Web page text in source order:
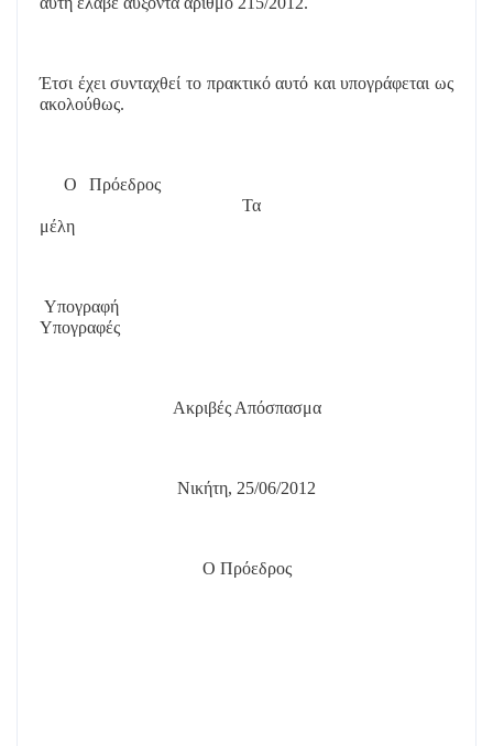
Έτσι έχει συνταχθεί το πρακτικό αυτό και υπογράφεται ως
ακολούθως.
Ο Πρόεδρος
Τα
μέλη
Υπογραφή
Υπογραφές
Ακριβές Απόσπασμα
Νικήτη, 25/06/2012
Ο Πρόεδρος